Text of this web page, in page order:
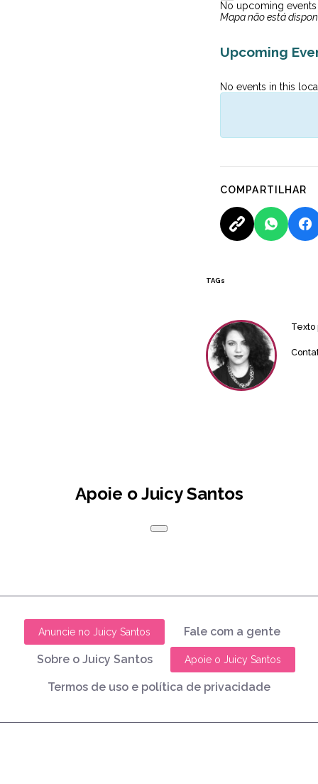
No upcoming events
Mapa não está
Upcoming
No events in this
COMPARTILHAR
TAGs
Texto
Apoie o Juicy Santos
Anuncie no Juicy Santos Fale com a gente
Sobre o Juicy Santos Apoie o Juicy Santos
Termos de uso e política de privacidade